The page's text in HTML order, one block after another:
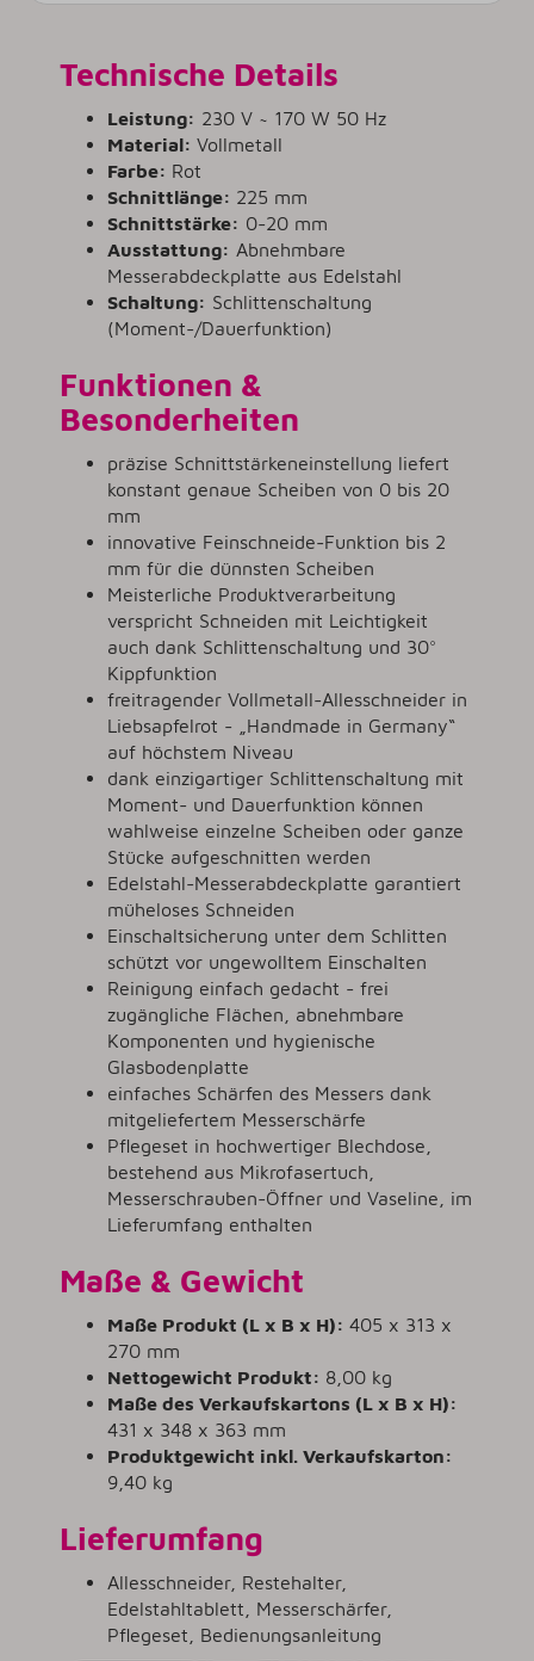
Technische Details
Leistung: 230 V ~ 170 W 50 Hz
Material: Vollmetall
Farbe: Rot
Schnittlänge: 225 mm
Schnittstärke: 0-20 mm
Ausstattung: Abnehmbare
Messerabdeckplatte aus Edelstahl
Schaltung: Schlittenschaltung
(Moment-/Dauerfunktion)
Funktionen &
Besonderheiten
präzise Schnittstärkeneinstellung liefert
konstant genaue Scheiben von 0 bis 20
mm
innovative Feinschneide-Funktion bis 2
mm für die dünnsten Scheiben
Meisterliche Produktverarbeitung
verspricht Schneiden mit Leichtigkeit
auch dank Schlittenschaltung und 30°
Kippfunktion
freitragender Vollmetall-Allesschneider in
Liebsapfelrot - „Handmade in Germany“
auf höchstem Niveau
dank einzigartiger Schlittenschaltung mit
Moment- und Dauerfunktion können
wahlweise einzelne Scheiben oder ganze
Stücke aufgeschnitten werden
Edelstahl-Messerabdeckplatte garantiert
müheloses Schneiden
Einschaltsicherung unter dem Schlitten
schützt vor ungewolltem Einschalten
Reinigung einfach gedacht - frei
zugängliche Flächen, abnehmbare
Komponenten und hygienische
Glasbodenplatte
einfaches Schärfen des Messers dank
mitgeliefertem Messerschärfe
Pflegeset in hochwertiger Blechdose,
bestehend aus Mikrofasertuch,
Messerschrauben-Öffner und Vaseline, im
Lieferumfang enthalten
Maße & Gewicht
Maße Produkt (L x B x H): 405 x 313 x
270 mm
Nettogewicht Produkt: 8,00 kg
Maße des Verkaufskartons (L x B x H):
431 x 348 x 363 mm
Produktgewicht inkl. Verkaufskarton:
9,40 kg
Lieferumfang
Allesschneider, Restehalter,
Edelstahltablett, Messerschärfer,
Pflegeset, Bedienungsanleitung